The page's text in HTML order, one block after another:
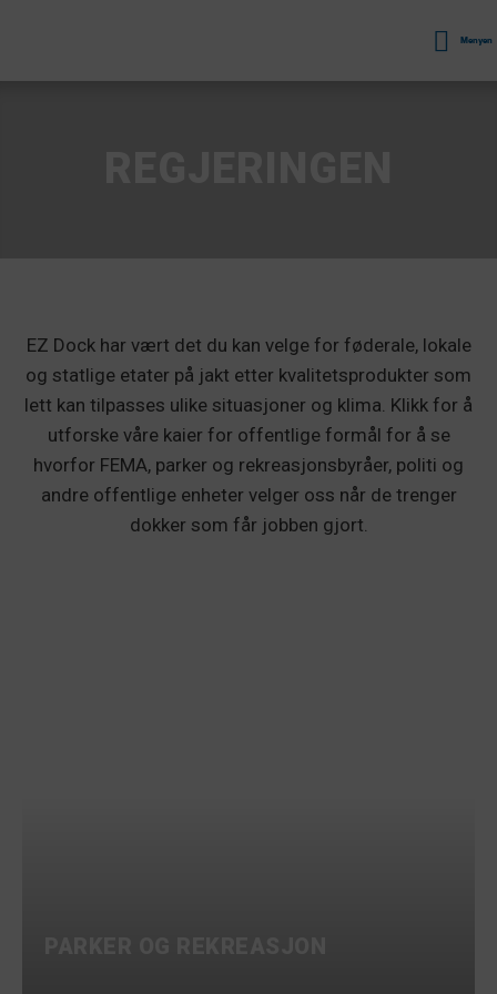
Menyen
EZ Dock har vært det du kan velge for føderale, lokale
og statlige etater på jakt etter kvalitetsprodukter som
lett kan tilpasses ulike situasjoner og klima. Klikk for å
utforske våre kaier for offentlige formål for å se
hvorfor FEMA, parker og rekreasjonsbyråer, politi og
andre offentlige enheter velger oss når de trenger
dokker som får jobben gjort.